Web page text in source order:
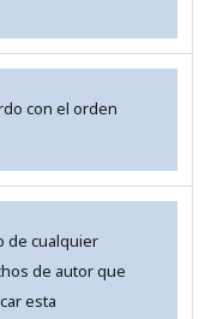
con el orden
de cualquier
de autor que
esta